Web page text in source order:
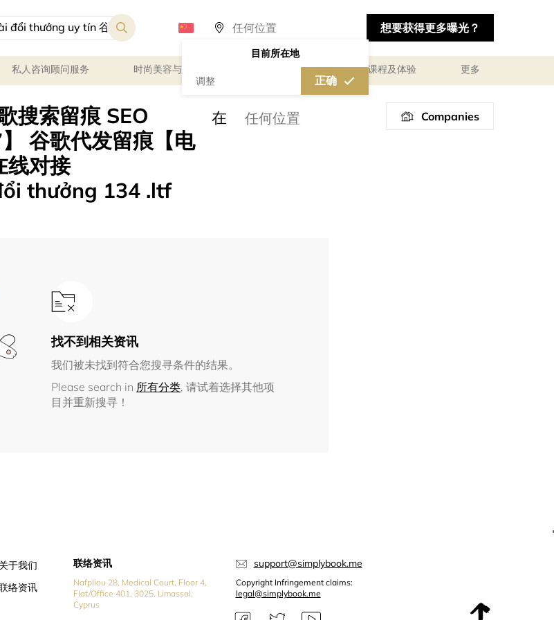
目前所在地
调整 正确
想要获得更多曝光？
私人咨询顾问服务 时尚美容与健康 私人咨询顾问服务 课程及体验 更多
搜索留痕 SEO
谷歌代发留痕【电
线对接
thưởng 134 .ltf
在 Companies
找不到相关资讯
我们被未找到符合您搜寻条件的结果。
Please search in 所有分类, 请试着选择其他项
目并重新搜寻！
关于我们
络资讯
联络资讯
Nafpliou 28, Medical Court, Floor 4,
Flat/Office 401, 3025, Limassol,
Cyprus
support@simplybook.me
Copyright Infringement claims:
legal@simplybook.me